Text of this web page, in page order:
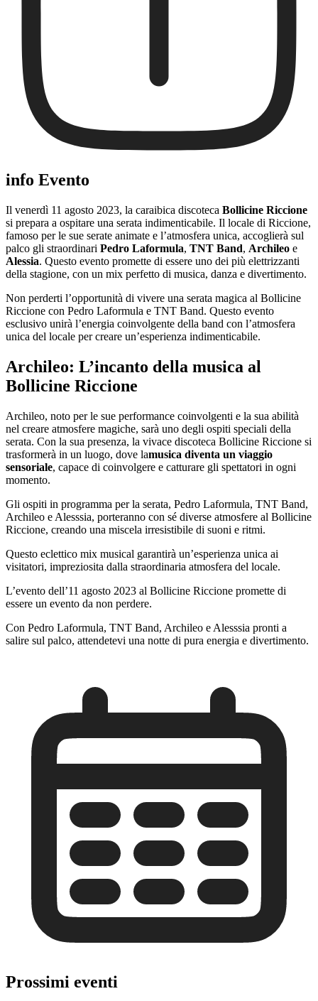
info Evento
Il venerdì 11 agosto 2023, la caraibica discoteca Bollicine Riccione
si prepara a ospitare una serata indimenticabile. Il locale di Riccione,
famoso per le sue serate animate e l’atmosfera unica, accoglierà sul
palco gli straordinari Pedro Laformula, TNT Band, Archileo e
Alessia. Questo evento promette di essere uno dei più elettrizzanti
della stagione, con un mix perfetto di musica, danza e divertimento.
Non perderti l’opportunità di vivere una serata magica al Bollicine
Riccione con Pedro Laformula e TNT Band. Questo evento
esclusivo unirà l’energia coinvolgente della band con l’atmosfera
unica del locale per creare un’esperienza indimenticabile.
Archileo: L’incanto della musica al
Bollicine Riccione
Archileo, noto per le sue performance coinvolgenti e la sua abilità
nel creare atmosfere magiche, sarà uno degli ospiti speciali della
serata. Con la sua presenza, la vivace discoteca Bollicine Riccione si
trasformerà in un luogo, dove lamusica diventa un viaggio
sensoriale, capace di coinvolgere e catturare gli spettatori in ogni
momento.
Gli ospiti in programma per la serata, Pedro Laformula, TNT Band,
Archileo e Alesssia, porteranno con sé diverse atmosfere al Bollicine
Riccione, creando una miscela irresistibile di suoni e ritmi.
Questo eclettico mix musical garantirà un’esperienza unica ai
visitatori, impreziosita dalla straordinaria atmosfera del locale.
L’evento dell’11 agosto 2023 al Bollicine Riccione promette di
essere un evento da non perdere.
Con Pedro Laformula, TNT Band, Archileo e Alesssia pronti a
salire sul palco, attendetevi una notte di pura energia e divertimento.
Prossimi eventi